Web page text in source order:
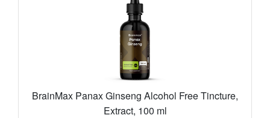
BrainMax Panax Ginseng Alcohol Free Tincture,
Extract, 100 ml